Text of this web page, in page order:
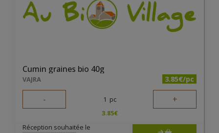
Cumin graines bio 40g
VAJRA 3.85€/pc
- 1 pc +
3.85€
Réception souhaitée le